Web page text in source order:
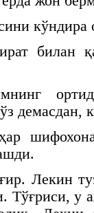
кўндира
билан
демасдан,
Лекин
Тўғриси, у